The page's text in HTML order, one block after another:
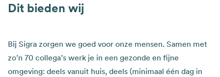
Dit bieden wij
Bij Sigra zorgen we goed voor onze mensen. Samen met
zo’n 70 collega’s werk je in een gezonde en fijne
omgeving: deels vanuit huis, deels (minimaal één dag in